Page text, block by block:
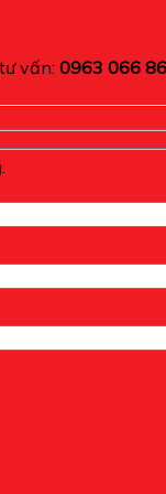
vấn: 0963 066